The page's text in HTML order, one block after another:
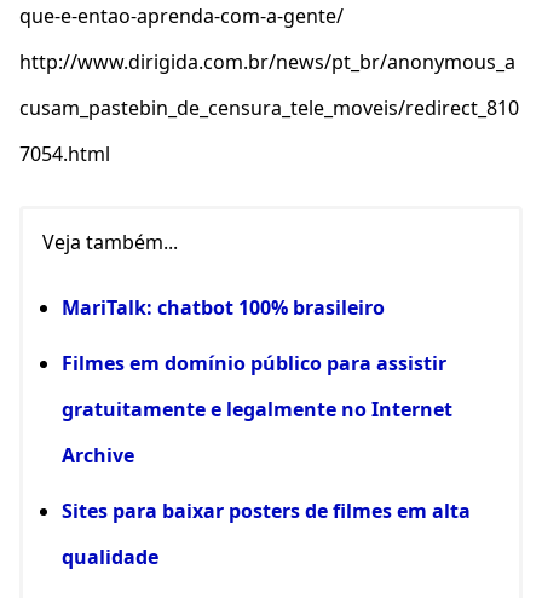
que-e-entao-aprenda-com-a-gente/
http://www.dirigida.com.br/news/pt_br/anonymous_a
cusam_pastebin_de_censura_tele_moveis/redirect_810
7054.html
Veja também...
MariTalk: chatbot 100% brasileiro
Filmes em domínio público para assistir
gratuitamente e legalmente no Internet
Archive
Sites para baixar posters de filmes em alta
qualidade